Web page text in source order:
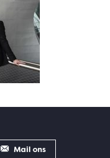
Mail ons